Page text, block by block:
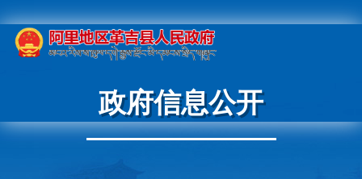
政府信息公开